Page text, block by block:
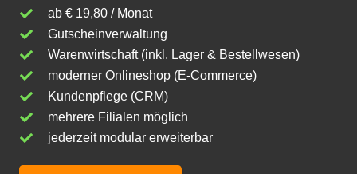
ab € 19,80 / Monat
Gutscheinverwaltung
Warenwirtschaft (inkl. Lager & Bestellwesen)
moderner Onlineshop (E-Commerce)
Kundenpflege (CRM)
mehrere Filialen möglich
jederzeit modular erweiterbar